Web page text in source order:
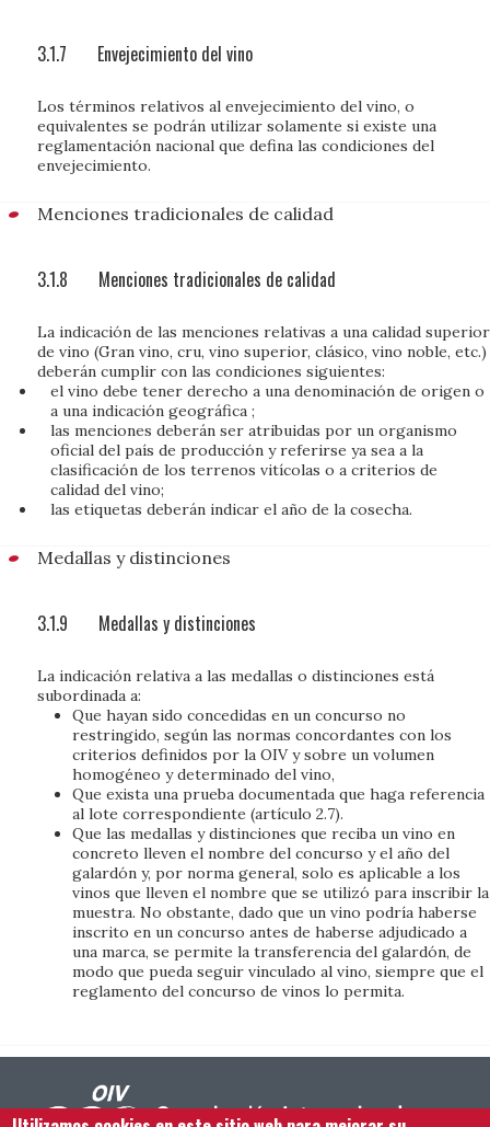
3.1.7 Envejecimiento del vino
Los términos relativos al envejecimiento del vino, o
equivalentes se podrán utilizar solamente si existe una
reglamentación nacional que defina las condiciones del
envejecimiento.
Menciones tradicionales de calidad
3.1.8 Menciones tradicionales de calidad
La indicación de las menciones relativas a una calidad superior
de vino (Gran vino, cru, vino superior, clásico, vino noble, etc.)
deberán cumplir con las condiciones siguientes:
el vino debe tener derecho a una denominación de origen o
a una indicación geográfica ;
las menciones deberán ser atribuidas por un organismo
oficial del país de producción y referirse ya sea a la
clasificación de los terrenos vitícolas o a criterios de
calidad del vino;
las etiquetas deberán indicar el año de la cosecha.
Medallas y distinciones
3.1.9 Medallas y distinciones
La indicación relativa a las medallas o distinciones está
subordinada a:
Que hayan sido concedidas en un concurso no
restringido, según las normas concordantes con los
criterios definidos por la OIV y sobre un volumen
homogéneo y determinado del vino,
Que exista una prueba documentada que haga referencia
al lote correspondiente (artículo 2.7).
Que las medallas y distinciones que reciba un vino en
concreto lleven el nombre del concurso y el año del
galardón y, por norma general, solo es aplicable a los
vinos que lleven el nombre que se utilizó para inscribir la
muestra. No obstante, dado que un vino podría haberse
inscrito en un concurso antes de haberse adjudicado a
una marca, se permite la transferencia del galardón, de
modo que pueda seguir vinculado al vino, siempre que el
reglamento del concurso de vinos lo permita.